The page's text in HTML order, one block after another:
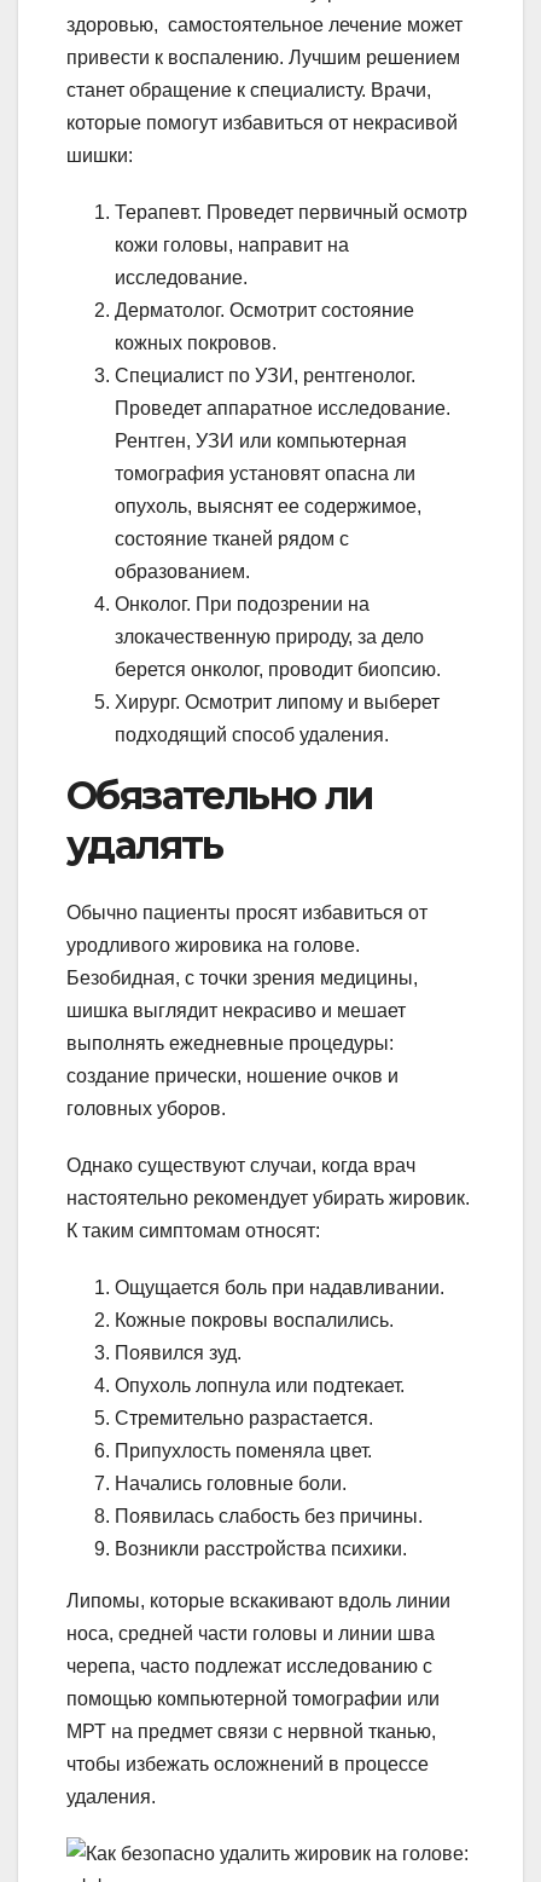
здоровью, самостоятельное лечение может
привести к воспалению. Лучшим решением
станет обращение к специалисту. Врачи,
которые помогут избавиться от некрасивой
шишки:
Терапевт. Проведет первичный осмотр
кожи головы, направит на
исследование.
Дерматолог. Осмотрит состояние
кожных покровов.
Специалист по УЗИ, рентгенолог.
Проведет аппаратное исследование.
Рентген, УЗИ или компьютерная
томография установят опасна ли
опухоль, выяснят ее содержимое,
состояние тканей рядом с
образованием.
Онколог. При подозрении на
злокачественную природу, за дело
берется онколог, проводит биопсию.
Хирург. Осмотрит липому и выберет
подходящий способ удаления.
Обязательно ли
удалять
Обычно пациенты просят избавиться от
уродливого жировика на голове.
Безобидная, с точки зрения медицины,
шишка выглядит некрасиво и мешает
выполнять ежедневные процедуры:
создание прически, ношение очков и
головных уборов.
Однако существуют случаи, когда врач
настоятельно рекомендует убирать жировик.
К таким симптомам относят:
Ощущается боль при надавливании.
Кожные покровы воспалились.
Появился зуд.
Опухоль лопнула или подтекает.
Стремительно разрастается.
Припухлость поменяла цвет.
Начались головные боли.
Появилась слабость без причины.
Возникли расстройства психики.
Липомы, которые вскакивают вдоль линии
носа, средней части головы и линии шва
черепа, часто подлежат исследованию с
помощью компьютерной томографии или
МРТ на предмет связи с нервной тканью,
чтобы избежать осложнений в процессе
удаления.